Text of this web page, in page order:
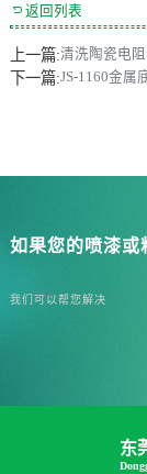
 返回列表
上一篇:清洗陶瓷电
下一篇:JS-1160金属
如果您的喷漆或
我们可以帮您解决
东